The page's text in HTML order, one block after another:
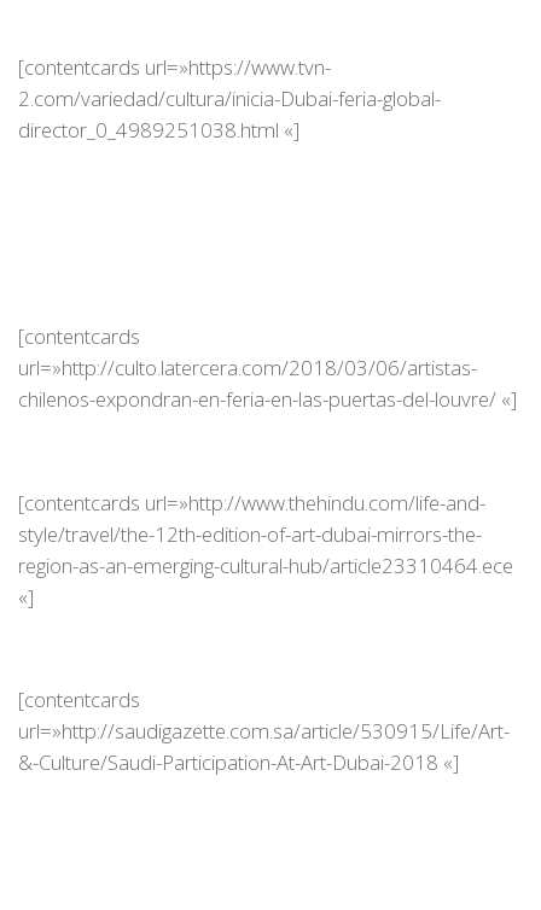
[contentcards url=»https://www.tvn-
2.com/variedad/cultura/inicia-Dubai-feria-global-
director_0_4989251038.html «]
[contentcards
url=»http://culto.latercera.com/2018/03/06/artistas-
chilenos-expondran-en-feria-en-las-puertas-del-louvre/ «]
[contentcards url=»http://www.thehindu.com/life-and-
style/travel/the-12th-edition-of-art-dubai-mirrors-the-
region-as-an-emerging-cultural-hub/article23310464.ece
«]
[contentcards
url=»http://saudigazette.com.sa/article/530915/Life/Art-
&-Culture/Saudi-Participation-At-Art-Dubai-2018 «]